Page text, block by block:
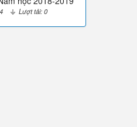
Lượt tải: 0